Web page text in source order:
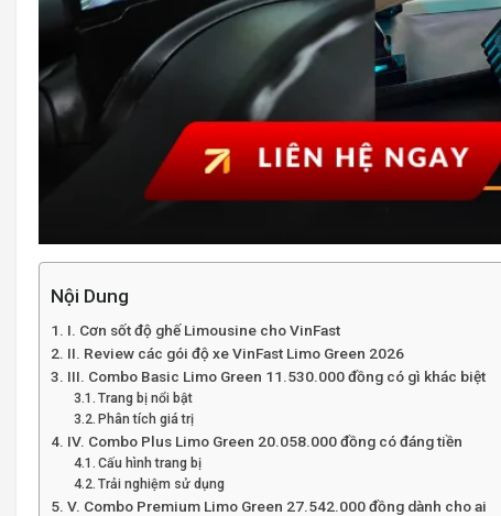
Nội Dung
I. Cơn sốt độ ghế Limousine cho VinFast
II. Review các gói độ xe VinFast Limo Green 2026
III. Combo Basic Limo Green 11.530.000 đồng có gì khác biệt
Trang bị nổi bật
Phân tích giá trị
IV. Combo Plus Limo Green 20.058.000 đồng có đáng tiền
Cấu hình trang bị
Trải nghiệm sử dụng
V. Combo Premium Limo Green 27.542.000 đồng dành cho ai